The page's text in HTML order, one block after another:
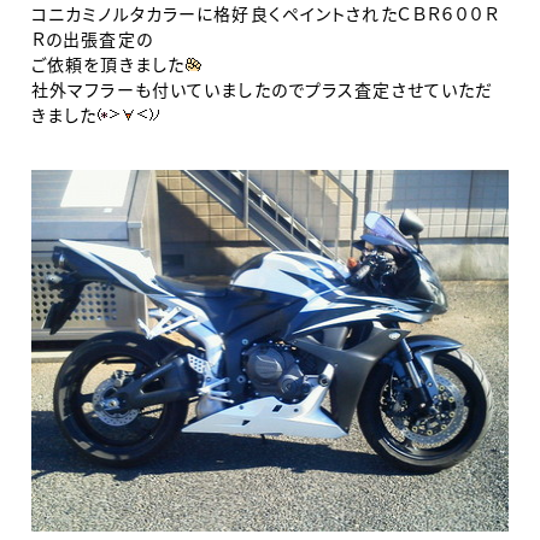
コニカミノルタカラーに格好良くペイントされたＣＢＲ６００Ｒ
Ｒの出張査定の
ご依頼を頂きました
社外マフラーも付いていましたのでプラス査定させていただ
きました